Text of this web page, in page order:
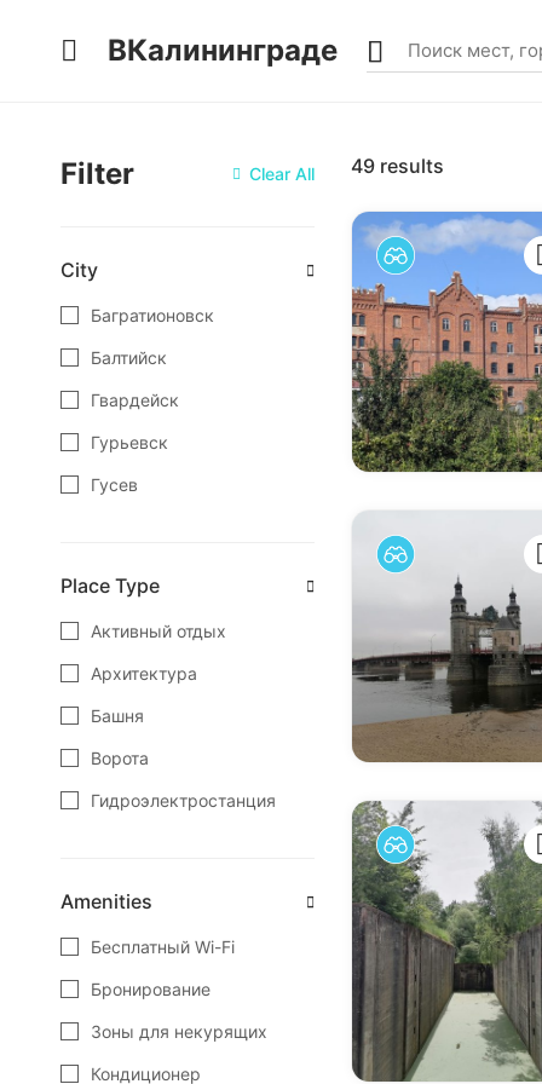
ВКалининграде
Clear All
Filter
City
Багратионовск
Балтийск
Гвардейск
Гурьевск
Гусев
Озёрск
Пионерский
Полесск
Правдинск
Светлогорск
Place Type
Активный отдых
Архитектура
Башня
Ворота
Гидроэлектростанция
Amenities
Бесплатный Wi-Fi
Бронирование
Зоны для некурящих
Кондиционер
49 results